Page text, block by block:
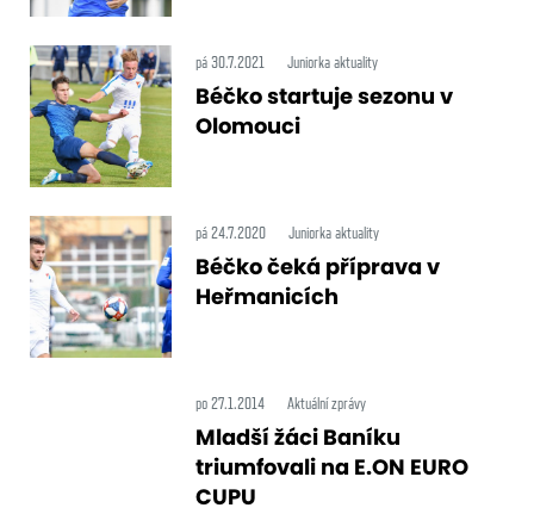
pá 30.7.2021 Juniorka aktuality
Béčko startuje sezonu v
Olomouci
pá 24.7.2020 Juniorka aktuality
Béčko čeká příprava v
Heřmanicích
po 27.1.2014 Aktuální zprávy
Mladší žáci Baníku
triumfovali na E.ON EURO
CUPU